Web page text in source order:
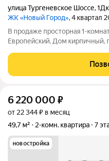
улица Тургеневское Шоссе,
ЖК «Новый Город», 4 квартал
В продаже просторная 1-
Европейский. Дом кирпичный,
меблирована. Высокий первый
инфраструктура: новая школа в
6 220 000 ₽
от 22 344 ₽ в месяц
49,7 м²
2-комн. квартира 7
новостройка